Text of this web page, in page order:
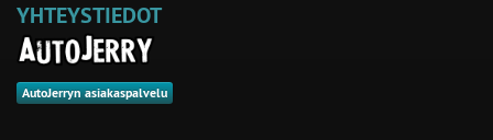
YHTEYSTIEDOT
AutoJerryn asiakaspalvelu